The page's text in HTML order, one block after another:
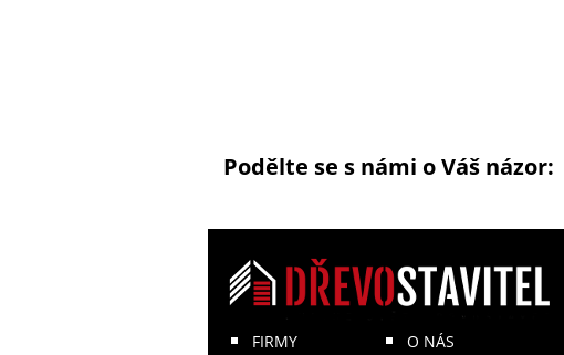
Podělte se s námi o Váš názor:
FIRMY O NÁS